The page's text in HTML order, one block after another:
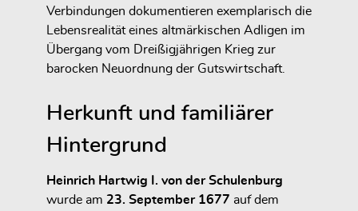
Verbindungen dokumentieren exemplarisch die
Lebensrealität eines altmärkischen Adligen im
Übergang vom Dreißigjährigen Krieg zur
barocken Neuordnung der Gutswirtschaft.
Herkunft und familiärer
Hintergrund
Heinrich Hartwig I. von der Schulenburg
wurde am 23. September 1677 auf dem